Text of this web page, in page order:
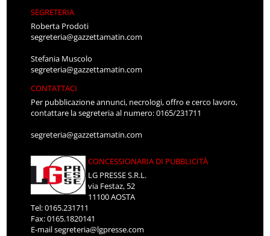
SEGRETERIA
Roberta Prodoti
segreteria@gazzettamatin.com
Stefania Muscolo
segreteria@gazzettamatin.com
CONTATTACI
Per pubblicazione annunci, necrologi, offro e cerco lavoro,
contattare la segreteria al numero: 0165/231711
segreteria@gazzettamatin.com
CONCESSIONARIA DI PUBBLICITÀ
LG PRESSE S.R.L.
via Festaz, 52
11100 AOSTA
Tel: 0165.231711
Fax: 0165.1820141
E-mailsegreteria@lgpresse.com